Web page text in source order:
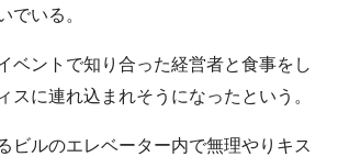
いる。
ベントで知り合った経営者と食事をし
スに連れ込まれそうになったという。
ビルのエレベーター内で無理やりキス